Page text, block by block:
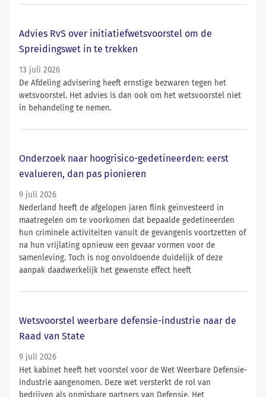
Advies RvS over initiatiefwetsvoorstel om de
Spreidingswet in te trekken
13 juli 2026
De Afdeling advisering heeft ernstige bezwaren tegen het
wetsvoorstel. Het advies is dan ook om het wetsvoorstel niet
in behandeling te nemen.
Onderzoek naar hoogrisico-gedetineerden: eerst
evalueren, dan pas pionieren
9 juli 2026
Nederland heeft de afgelopen jaren flink geïnvesteerd in
maatregelen om te voorkomen dat bepaalde gedetineerden
hun criminele activiteiten vanuit de gevangenis voortzetten of
na hun vrijlating opnieuw een gevaar vormen voor de
samenleving. Toch is nog onvoldoende duidelijk of deze
aanpak daadwerkelijk het gewenste effect heeft
Wetsvoorstel weerbare defensie-industrie naar de
Raad van State
9 juli 2026
Het kabinet heeft het voorstel voor de Wet Weerbare Defensie-
industrie aangenomen. Deze wet versterkt de rol van